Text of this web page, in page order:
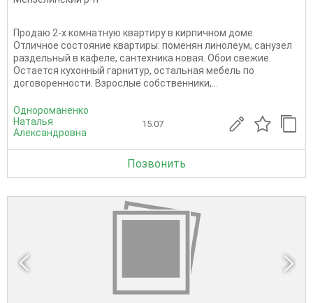
Продаю 2-х комнатную квартиру в кирпичном доме.
Отличное состояние квартиры: поменян линолеум, санузел
раздельный в кафеле, сантехника новая. Обои свежие.
Остается кухонный гарнитур, остальная мебель по
договоренности. Взрослые собственники,...
Однороманенко
Наталья
Александровна
15.07
Позвонить